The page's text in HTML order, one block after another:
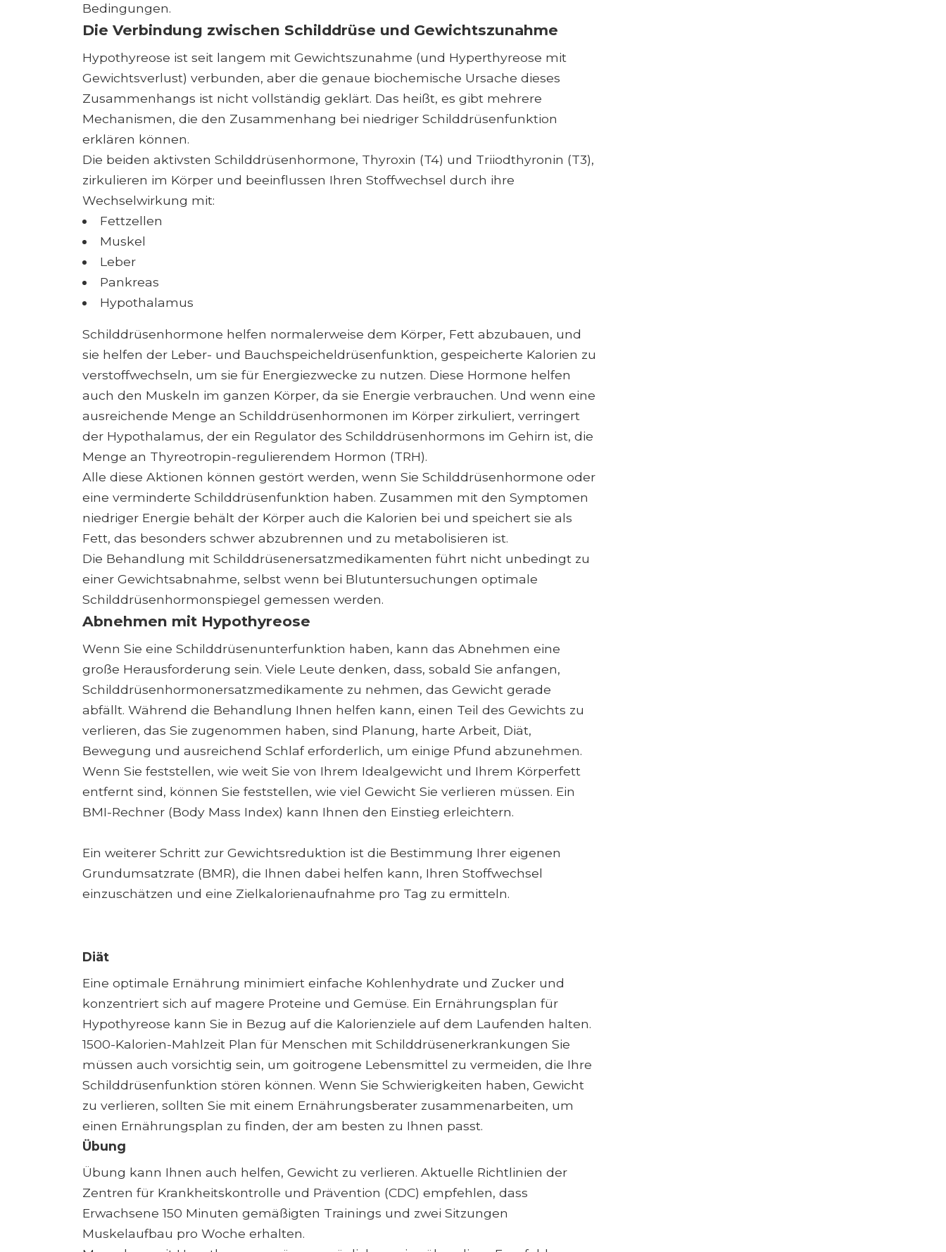
Bedingungen.
Die Verbindung zwischen Schilddrüse und Gewichtszunahme
Hypothyreose ist seit langem mit Gewichtszunahme (und Hyperthyreose mit
Gewichtsverlust) verbunden, aber die genaue biochemische Ursache dieses
Zusammenhangs ist nicht vollständig geklärt. Das heißt, es gibt mehrere
Mechanismen, die den Zusammenhang bei niedriger Schilddrüsenfunktion
erklären können.
Die beiden aktivsten Schilddrüsenhormone, Thyroxin (T4) und Triiodthyronin (T3),
zirkulieren im Körper und beeinflussen Ihren Stoffwechsel durch ihre
Wechselwirkung mit:
Fettzellen
Muskel
Leber
Pankreas
Hypothalamus
Schilddrüsenhormone helfen normalerweise dem Körper, Fett abzubauen, und
sie helfen der Leber- und Bauchspeicheldrüsenfunktion, gespeicherte Kalorien zu
verstoffwechseln, um sie für Energiezwecke zu nutzen. Diese Hormone helfen
auch den Muskeln im ganzen Körper, da sie Energie verbrauchen. Und wenn eine
ausreichende Menge an Schilddrüsenhormonen im Körper zirkuliert, verringert
der Hypothalamus, der ein Regulator des Schilddrüsenhormons im Gehirn ist, die
Menge an Thyreotropin-regulierendem Hormon (TRH).
Alle diese Aktionen können gestört werden, wenn Sie Schilddrüsenhormone oder
eine verminderte Schilddrüsenfunktion haben. Zusammen mit den Symptomen
niedriger Energie behält der Körper auch die Kalorien bei und speichert sie als
Fett, das besonders schwer abzubrennen und zu metabolisieren ist.
Die Behandlung mit Schilddrüsenersatzmedikamenten führt nicht unbedingt zu
einer Gewichtsabnahme, selbst wenn bei Blutuntersuchungen optimale
Schilddrüsenhormonspiegel gemessen werden.
Abnehmen mit Hypothyreose
Wenn Sie eine Schilddrüsenunterfunktion haben, kann das Abnehmen eine
große Herausforderung sein. Viele Leute denken, dass, sobald Sie anfangen,
Schilddrüsenhormonersatzmedikamente zu nehmen, das Gewicht gerade
abfällt. Während die Behandlung Ihnen helfen kann, einen Teil des Gewichts zu
verlieren, das Sie zugenommen haben, sind Planung, harte Arbeit, Diät,
Bewegung und ausreichend Schlaf erforderlich, um einige Pfund abzunehmen.
Wenn Sie feststellen, wie weit Sie von Ihrem Idealgewicht und Ihrem Körperfett
entfernt sind, können Sie feststellen, wie viel Gewicht Sie verlieren müssen. Ein
BMI-Rechner (Body Mass Index) kann Ihnen den Einstieg erleichtern.
Ein weiterer Schritt zur Gewichtsreduktion ist die Bestimmung Ihrer eigenen
Grundumsatzrate (BMR), die Ihnen dabei helfen kann, Ihren Stoffwechsel
einzuschätzen und eine Zielkalorienaufnahme pro Tag zu ermitteln.
Diät
Eine optimale Ernährung minimiert einfache Kohlenhydrate und Zucker und
konzentriert sich auf magere Proteine ​​und Gemüse. Ein Ernährungsplan für
Hypothyreose kann Sie in Bezug auf die Kalorienziele auf dem Laufenden halten.
1500-Kalorien-Mahlzeit Plan für Menschen mit Schilddrüsenerkrankungen Sie
müssen auch vorsichtig sein, um goitrogene Lebensmittel zu vermeiden, die Ihre
Schilddrüsenfunktion stören können. Wenn Sie Schwierigkeiten haben, Gewicht
zu verlieren, sollten Sie mit einem Ernährungsberater zusammenarbeiten, um
einen Ernährungsplan zu finden, der am besten zu Ihnen passt.
Übung
Übung kann Ihnen auch helfen, Gewicht zu verlieren. Aktuelle Richtlinien der
Zentren für Krankheitskontrolle und Prävention (CDC) empfehlen, dass
Erwachsene 150 Minuten gemäßigten Trainings und zwei Sitzungen
Muskelaufbau pro Woche erhalten.